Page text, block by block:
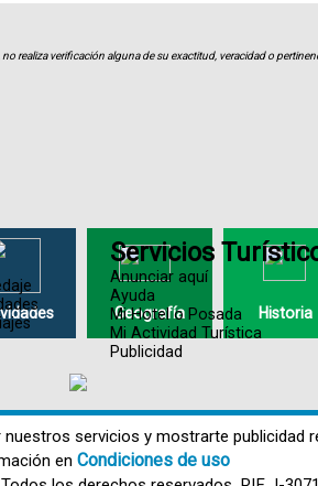
realiza verificación alguna de su exactitud, veracidad o
Geografía Historia
Servicios
Anunciar aquí
Ayuda
Mi Hotel o Posada
Mi Actividad Turística
Publicidad
servicios y mostrarte publicidad
en Condiciones de uso